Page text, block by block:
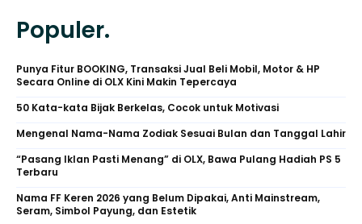
Populer.
Punya Fitur BOOKING, Transaksi Jual Beli Mobil, Motor & HP
Secara Online di OLX Kini Makin Tepercaya
50 Kata-kata Bijak Berkelas, Cocok untuk Motivasi
Mengenal Nama-Nama Zodiak Sesuai Bulan dan Tanggal Lahir
“Pasang Iklan Pasti Menang” di OLX, Bawa Pulang Hadiah PS 5
Terbaru
Nama FF Keren 2026 yang Belum Dipakai, Anti Mainstream,
Seram, Simbol Payung, dan Estetik